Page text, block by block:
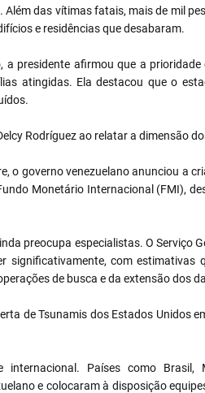
Além das vítimas fatais, mais de mil
e residências que desabaram.
a presidente afirmou que a
atingidas. Ela destacou que o
Rodríguez ao relatar a dimensão
o governo venezuelano anunciou a
Monetário Internacional (FMI),
preocupa especialistas. O Serviço
significativamente, com estimativas
de busca e da extensão dos
de Tsunamis dos Estados Unidos
Países como Brasil,
e colocaram à disposição